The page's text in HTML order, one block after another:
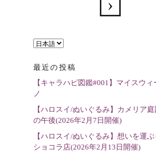
言
を
選
最近の投稿
【キャラハピ図鑑#001】マイスウィ
ノ
【ハロスイ/ぬいぐるみ】カメリア
の午後(2026年2月7日開催)
【ハロスイ/ぬいぐるみ】想いを運
ショコラ店(2026年2月13日開催)